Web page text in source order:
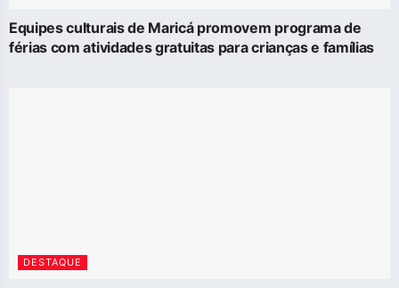
Equipes culturais de Maricá promovem programa de
férias com atividades gratuitas para crianças e famílias
DESTAQUE